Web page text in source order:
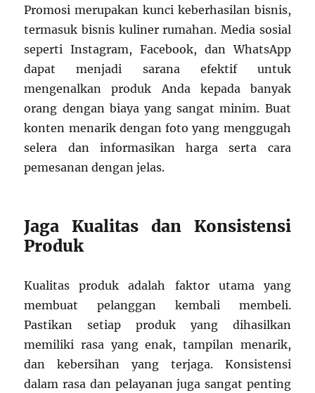
Promosi merupakan kunci keberhasilan bisnis,
termasuk bisnis kuliner rumahan. Media sosial
seperti Instagram, Facebook, dan WhatsApp
dapat menjadi sarana efektif untuk
mengenalkan produk Anda kepada banyak
orang dengan biaya yang sangat minim. Buat
konten menarik dengan foto yang menggugah
selera dan informasikan harga serta cara
pemesanan dengan jelas.
Jaga Kualitas dan Konsistensi
Produk
Kualitas produk adalah faktor utama yang
membuat pelanggan kembali membeli.
Pastikan setiap produk yang dihasilkan
memiliki rasa yang enak, tampilan menarik,
dan kebersihan yang terjaga. Konsistensi
dalam rasa dan pelayanan juga sangat penting